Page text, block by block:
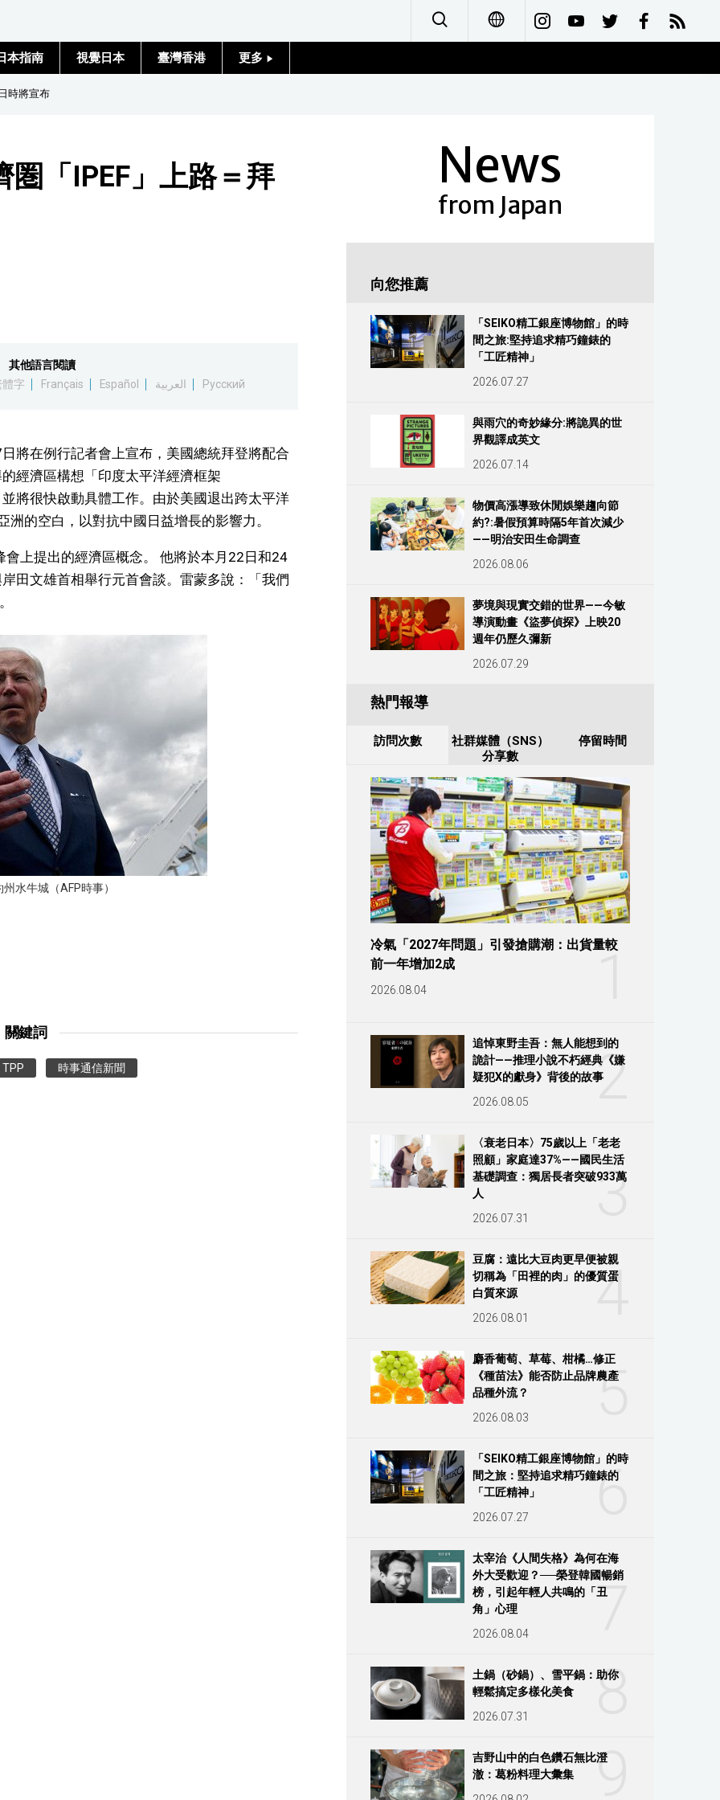
Français
本指南 視覺日本 臺灣香港 更多
政治外交
生活
東京
編輯部通知
時將宣布
「IPEF」上路＝拜
其他語言閱讀
體字
Français Español العربية Русский
將在例行記者會上宣布，美國總統拜登將配合
經濟區構想「印度太平洋經濟框架
將很快啟動具體工作。由於美國退出跨太平洋
的空白，以對抗中國日益增長的影響力。
上提出的經濟區概念。 他將於本月22日和24
田文雄首相舉行元首會談。雷蒙多說：「我們
水牛城（AFP時事）
關鍵詞
TPP 時事通信新聞
News
from Japan
向您推薦
「SEIKO精工銀座博物館」的時
間之旅:堅持追求精巧鐘錶的
「工匠精神」
2026.07.27
與雨穴的奇妙緣分:將詭異的世
界觀譯成英文
2026.07.14
物價高漲導致休閒娛樂趨向節
約?:暑假預算時隔5年首次減少
——明治安田生命調查
2026.08.06
夢境與現實交錯的世界——今敏
導演動畫《盜夢偵探》上映20
週年仍歷久彌新
2026.07.29
熱門報導
訪問次數
社群媒體（SNS）
分享數
停留時間
冷氣「2027年問題」引發搶購潮：出貨量較
前一年增加2成
2026.08.04
2
追悼東野圭吾：無人能想到的
詭計——推理小說不朽經典《嫌
疑犯X的獻身》背後的故事
2026.08.05
3
〈衰老日本〉75歲以上「老老
照顧」家庭達37%——國民生活
基礎調查：獨居長者突破933萬
人
2026.07.31
4
豆腐：遠比大豆肉更早便被親
切稱為「田裡的肉」的優質蛋
白質來源
2026.08.01
5
麝香葡萄、草莓、柑橘…修正
《種苗法》能否防止品牌農產
品種外流？
2026.08.03
6
「SEIKO精工銀座博物館」的時
間之旅：堅持追求精巧鐘錶的
「工匠精神」
2026.07.27
7
太宰治《人間失格》為何在海
外大受歡迎？──榮登韓國暢銷
榜，引起年輕人共鳴的「丑
角」心理
2026.08.04
8
土鍋（砂鍋）、雪平鍋：助你
輕鬆搞定多樣化美食
2026.07.31
9
吉野山中的白色鑽石無比澄
澈：葛粉料理大彙集